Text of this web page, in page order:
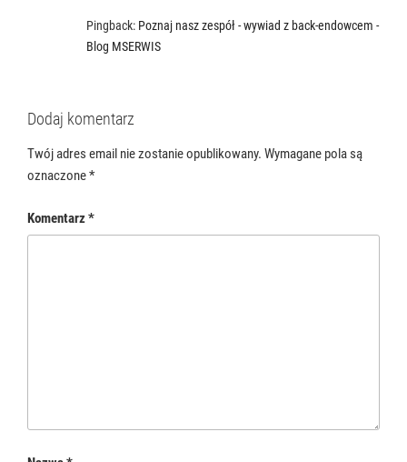
Pingback: Poznaj nasz zespół - wywiad z back-endowcem -
Blog MSERWIS
Dodaj komentarz
Twój adres email nie zostanie opublikowany. Wymagane pola są
oznaczone*
Komentarz*